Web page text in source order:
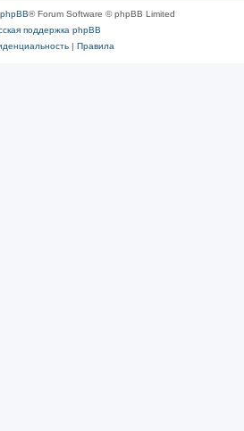
phpBB® Forum Software © phpBB Limited
поддержка phpBB
| Правила